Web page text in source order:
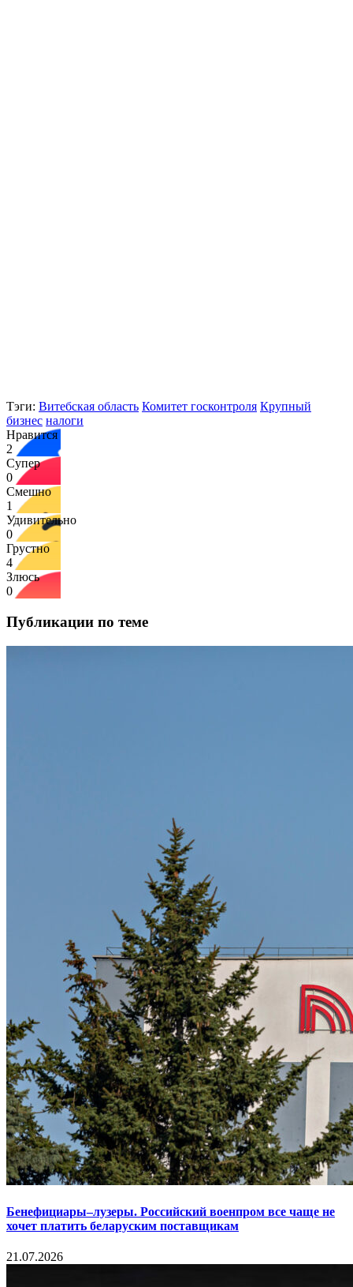
Тэги: Витебская область Комитет госконтроля Крупный
бизнес налоги
Нравится
2
Супер
0
Смешно
1
Удивительно
0
Грустно
4
Злюсь
0
Публикации по теме
Бенефициары–лузеры. Российский военпром все чаще не
хочет платить беларуским поставщикам
21.07.2026